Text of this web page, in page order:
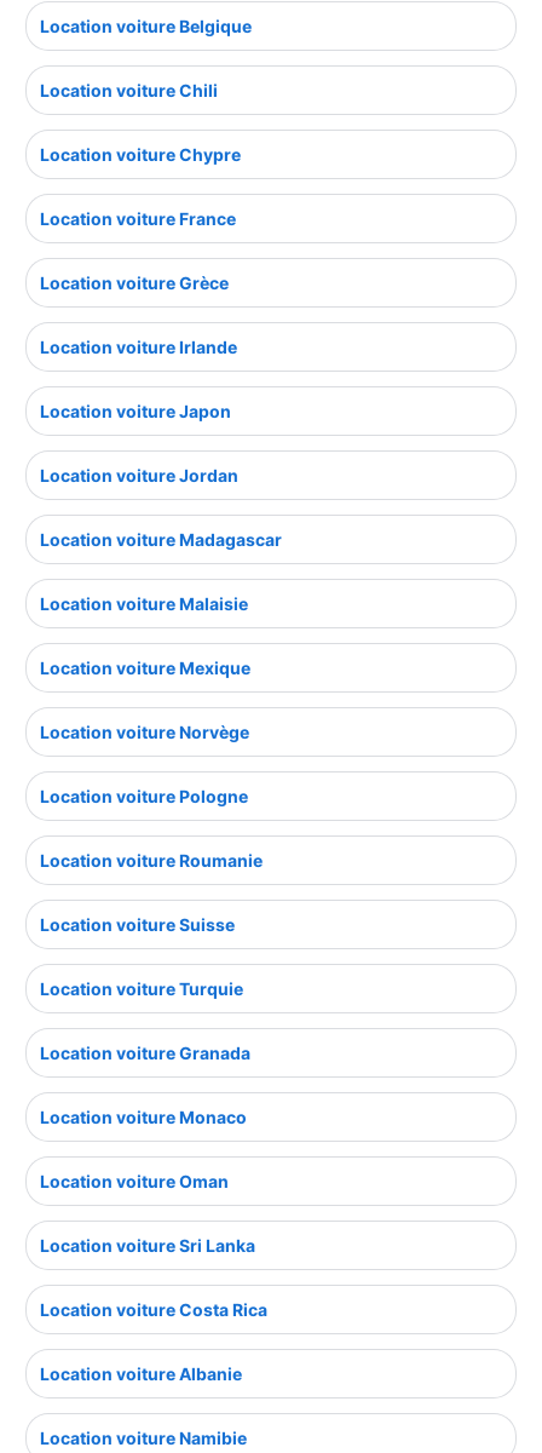
Location voiture Belgique
Location voiture Chili
Location voiture Chypre
Location voiture France
Location voiture Grèce
Location voiture Irlande
Location voiture Japon
Location voiture Jordan
Location voiture Madagascar
Location voiture Malaisie
Location voiture Mexique
Location voiture Norvège
Location voiture Pologne
Location voiture Roumanie
Location voiture Suisse
Location voiture Turquie
Location voiture Granada
Location voiture Monaco
Location voiture Oman
Location voiture Sri Lanka
Location voiture Costa Rica
Location voiture Albanie
Location voiture Namibie